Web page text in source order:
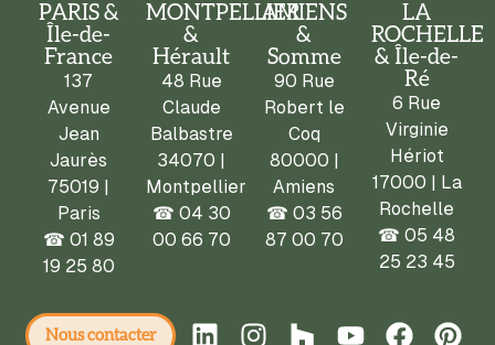
PARIS &
Île-de-
France
137
Avenue
Jean
Jaurès
75019 |
Paris
☎ 01 89
19 25 80
MONTPELLIER
&
Hérault
48 Rue
Claude
Balbastre
34070 |
Montpellier
☎ 04 30
00 66 70
AMIENS
&
Somme
90 Rue
Robert le
Coq
80000 |
Amiens
☎ 03 56
87 00 70
LA
ROCHELLE
& Île-de-
Ré
6 Rue
Virginie
Hériot
17000 | La
Rochelle
☎ 05 48
25 23 45
Nous contacter